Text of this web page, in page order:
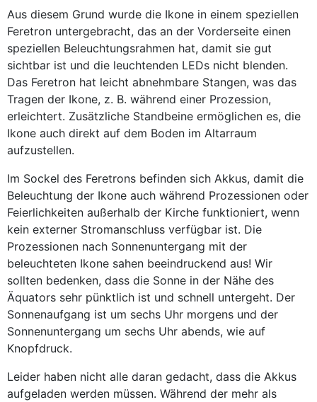
Aus diesem Grund wurde die Ikone in einem speziellen
Feretron untergebracht, das an der Vorderseite einen
speziellen Beleuchtungsrahmen hat, damit sie gut
sichtbar ist und die leuchtenden LEDs nicht blenden.
Das Feretron hat leicht abnehmbare Stangen, was das
Tragen der Ikone, z. B. während einer Prozession,
erleichtert. Zusätzliche Standbeine ermöglichen es, die
Ikone auch direkt auf dem Boden im Altarraum
aufzustellen.
Im Sockel des Feretrons befinden sich Akkus, damit die
Beleuchtung der Ikone auch während Prozessionen oder
Feierlichkeiten außerhalb der Kirche funktioniert, wenn
kein externer Stromanschluss verfügbar ist. Die
Prozessionen nach Sonnenuntergang mit der
beleuchteten Ikone sahen beeindruckend aus! Wir
sollten bedenken, dass die Sonne in der Nähe des
Äquators sehr pünktlich ist und schnell untergeht. Der
Sonnenaufgang ist um sechs Uhr morgens und der
Sonnenuntergang um sechs Uhr abends, wie auf
Knopfdruck.
Leider haben nicht alle daran gedacht, dass die Akkus
aufgeladen werden müssen. Während der mehr als